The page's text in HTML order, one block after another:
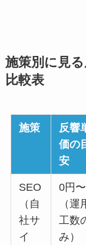
施策別に見
比較表
施策
反響
価の
安
SEO
（自
社サ
イ
0円〜
（運
工数
み）